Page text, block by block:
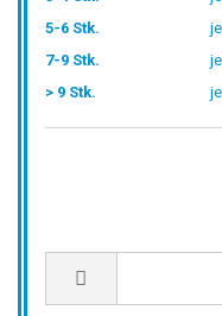
5-6 Stk.
7-9 Stk.
> 9 Stk.